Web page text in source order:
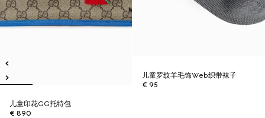
儿童印花GG托特包
€ 890
儿童罗纹羊毛饰Web织带袜子
€ 95